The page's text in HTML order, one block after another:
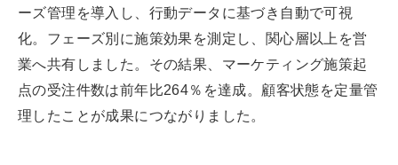
ーズ管理を導入し、行動データに基づき自動で可視
化。フェーズ別に施策効果を測定し、関心層以上を営
業へ共有しました。その結果、マーケティング施策起
点の受注件数は前年比264％を達成。顧客状態を定量管
理したことが成果につながりました。